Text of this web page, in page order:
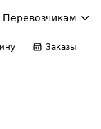
Перевозчикам
Заказы